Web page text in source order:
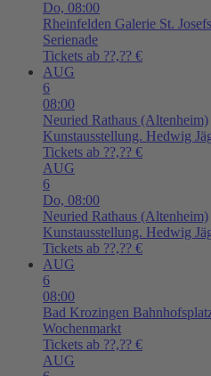
Do, 08:00
Rheinfelden Galerie St.
Serienade
Tickets ab ??,?? €
AUG
6
08:00
Neuried Rathaus (Altenheim)
Kunstausstellung. Hedwig
Tickets ab ??,?? €
AUG
6
Do, 08:00
Neuried Rathaus (Altenheim)
Kunstausstellung. Hedwig
Tickets ab ??,?? €
AUG
6
08:00
Bad Krozingen
Wochenmarkt
Tickets ab ??,?? €
AUG